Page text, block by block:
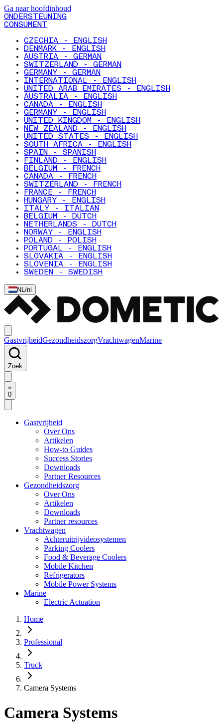
Ga naar hoofdinhoud
ONDERSTEUNING
CONSUMENT
CZECHIA - ENGLISH
DENMARK - ENGLISH
AUSTRIA - GERMAN
SWITZERLAND - GERMAN
GERMANY - GERMAN
INTERNATIONAL - ENGLISH
UNITED ARAB EMIRATES - ENGLISH
AUSTRALIA - ENGLISH
CANADA - ENGLISH
GERMANY - ENGLISH
UNITED KINGDOM - ENGLISH
NEW ZEALAND - ENGLISH
UNITED STATES - ENGLISH
SOUTH AFRICA - ENGLISH
SPAIN - SPANISH
FINLAND - ENGLISH
BELGIUM - FRENCH
CANADA - FRENCH
SWITZERLAND - FRENCH
FRANCE - FRENCH
HUNGARY - ENGLISH
ITALY - ITALIAN
BELGIUM - DUTCH
NETHERLANDS - DUTCH
NORWAY - ENGLISH
POLAND - POLISH
PORTUGAL - ENGLISH
SLOVAKIA - ENGLISH
SLOVENIA - ENGLISH
SWEDEN - SWEDISH
NL/nl
GastvrijheidGezondheidszorgVrachtwagenMarine
Zoek
0
Gastvrijheid
Over Ons
Artikelen
How-to Guides
Success Stories
Downloads
Partner Resources
Gezondheidszorg
Over Ons
Artikelen
Downloads
Partner resources
Vrachtwagen
Achteruitrijvideosystemen
Parking Coolers
Food & Beverage Coolers
Mobile Kitchen
Refrigerators
Mobile Power Systems
Marine
Electric Actuation
Home
Professional
Truck
Camera Systems
Camera Systems